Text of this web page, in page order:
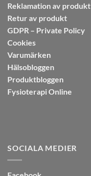
Reklamation av produkt
Retur av produkt
GDPR – Private Policy
Cookies
Varumärken
Hälsobloggen
Produktbloggen
Fysioterapi Online
SOCIALA MEDIER